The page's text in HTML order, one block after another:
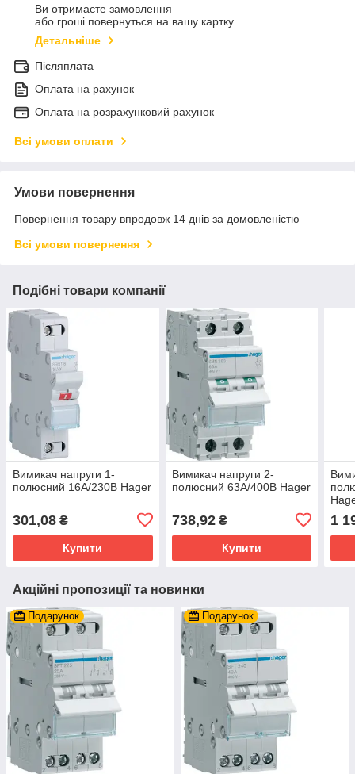
Ви отримаєте замовлення
або гроші повернуться на вашу картку
Детальніше
Післяплата
Оплата на рахунок
Оплата на розрахунковий рахунок
Всі умови оплати
Умови повернення
Повернення товару впродовж 14 днів за домовленістю
Всі умови повернення
Подібні товари компанії
Вимикач напруги 1-
полюсний 16А/230В Hager
301,08 ₴
Купити
Вимикач напруги 2-
полюсний 63А/400В Hager
738,92₴
Купити
1
Акційні пропозиції та новинки
Подарунок Подарунок